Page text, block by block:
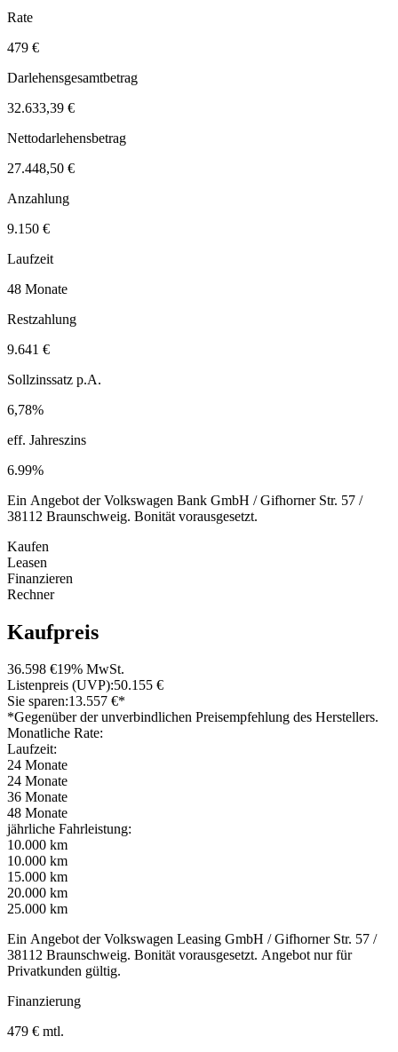
Rate
479 €
Darlehensgesamtbetrag
32.633,39 €
Nettodarlehensbetrag
27.448,50 €
Anzahlung
9.150 €
Laufzeit
48 Monate
Restzahlung
9.641 €
Sollzinssatz p.A.
6,78%
eff. Jahreszins
6.99%
Ein Angebot der Volkswagen Bank GmbH / Gifhorner Str. 57 /
38112 Braunschweig. Bonität vorausgesetzt.
Kaufen
Leasen
Finanzieren
Rechner
Kaufpreis
36.598 €19% MwSt.
Listenpreis (UVP):50.155 €
Sie sparen:13.557 €*
*Gegenüber der unverbindlichen Preisempfehlung des Herstellers.
Monatliche Rate:
Laufzeit:
24 Monate
24 Monate
36 Monate
48 Monate
jährliche Fahrleistung:
10.000 km
10.000 km
15.000 km
20.000 km
25.000 km
Ein Angebot der Volkswagen Leasing GmbH / Gifhorner Str. 57 /
38112 Braunschweig. Bonität vorausgesetzt. Angebot nur für
Privatkunden gültig.
Finanzierung
479 € mtl.